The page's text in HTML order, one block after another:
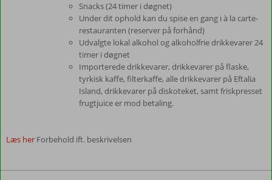
Snacks (24 timer i døgnet)
Under dit ophold kan du spise en gang i à la carte-
restauranten (reserver på forhånd)
Udvalgte lokal alkohol og alkoholfrie drikkevarer 24
timer i døgnet
Importerede drikkevarer, drikkevarer på flaske,
tyrkisk kaffe, filterkaffe, alle drikkevarer på Eftalia
Island, drikkevarer på diskoteket, samt friskpresset
frugtjuice er mod betaling.
Læs her Forbehold ift. beskrivelsen